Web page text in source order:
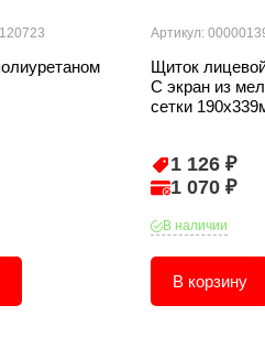
Артикул:
Щиток
С экран из
сетки
1 126 ₽
1 070 ₽
В наличии
В корзину